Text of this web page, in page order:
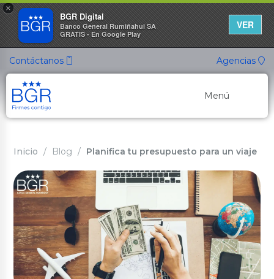
×
BGR Digital
Banco General Rumiñahui SA
GRATIS - En Google Play
VER
Contáctanos Agencias
Menú
Banca Empresarial
Canales de Atención
Cuentas Ahorro
Cuenta ON Nuevo
Cuenta de Ahorros
Cuenta Ahorro Listo
Cuenta Ahorro Propósito
Inicio Blog Planifica tu presupuesto para un viaje